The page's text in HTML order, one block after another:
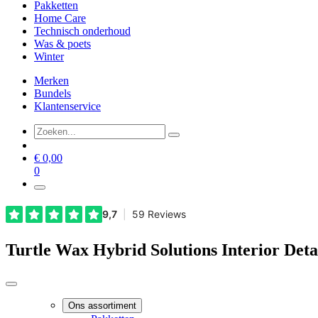
Pakketten
Home Care
Technisch onderhoud
Was & poets
Winter
Merken
Bundels
Klantenservice
€ 0,00
0
Turtle Wax Hybrid Solutions Interior
Ons assortiment